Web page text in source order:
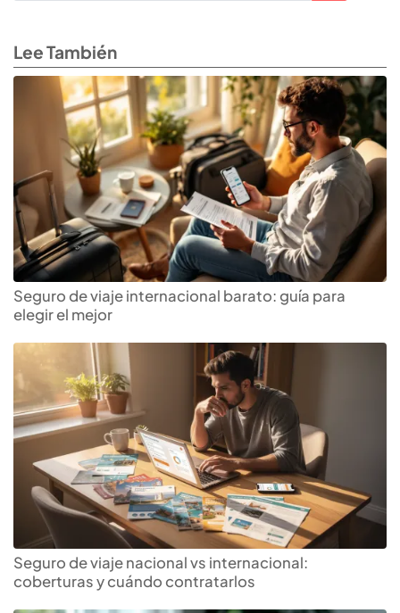
Lee También
Seguro de viaje internacional barato: guía para
elegir el mejor
Seguro de viaje nacional vs internacional:
coberturas y cuándo contratarlos